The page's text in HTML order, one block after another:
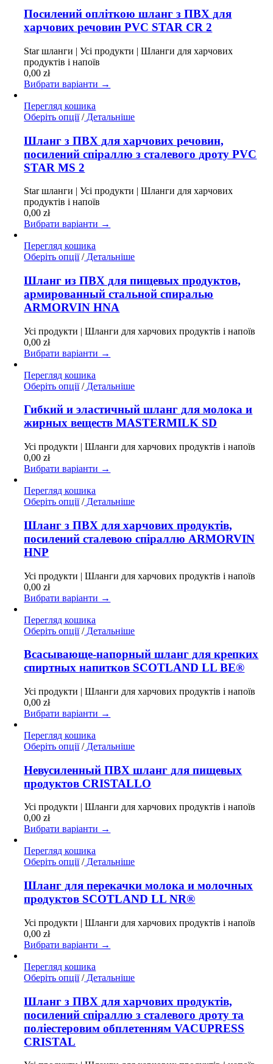
має
кілька
варіантів.
можна
вибрати
сторінці
Посилений опліткою шланг з ПВХ для
харчових речовин PVC STAR CR 2
Star шланги | Усі продукти | Шланги для харчових
продуктів і напоїв
0,00zł
Вибрати варіанти →
Перегляд кошика
Оберіть опції Цей
має
кілька
варіантів.
Параметри
вибрати
на
товару
/Детальніше
Шланг з ПВХ для харчових речовин,
посилений спіраллю з сталевого дроту PVC
STAR MS 2
Star шланги | Усі продукти | Шланги для харчових
продуктів і напоїв
0,00zł
Вибрати варіанти →
Перегляд кошика
Оберіть опції Цей
має
кілька
варіантів.
Параметри
вибрати
сторінці
/Детальніше
Шланг из ПВХ для пищевых продуктов,
армированный стальной спиралью
ARMORVIN HNA
Усі продукти | Шланги для харчових продуктів і напоїв
0,00zł
Вибрати варіанти →
Перегляд кошика
Оберіть опції Цей
має
варіантів.
можна
на
товару
/Детальніше
Гибкий и эластичный шланг для молока и
жирных веществ MASTERMILK SD
Усі продукти | Шланги для харчових продуктів і напоїв
0,00zł
Вибрати варіанти →
Перегляд кошика
Оберіть опції Цей
має
кілька
варіантів.
вибрати
сторінці
/Детальніше
Шланг з ПВХ для харчових продуктів,
посилений сталевою спіраллю ARMORVIN
HNP
Усі продукти | Шланги для харчових продуктів і напоїв
0,00zł
Вибрати варіанти →
Перегляд кошика
Оберіть опції Цей
має
кілька
варіантів.
можна
на
товару
/Детальніше
Всасывающе-напорный шланг для крепких
спиртных напитков SCOTLAND LL BE®
Усі продукти | Шланги для харчових продуктів і напоїв
0,00zł
Вибрати варіанти →
Перегляд кошика
Оберіть опції Цей
має
кілька
варіантів.
можна
на
товару
/Детальніше
Невусиленный ПВХ шланг для пищевых
продуктов CRISTALLO
Усі продукти | Шланги для харчових продуктів і напоїв
0,00zł
Вибрати варіанти →
Перегляд кошика
Оберіть опції Цей
має
кілька
варіантів.
можна
на
товару
/Детальніше
Шланг для перекачки молока и молочных
продуктов SCOTLAND LL NR®
Усі продукти | Шланги для харчових продуктів і напоїв
0,00zł
Вибрати варіанти →
Перегляд кошика
Оберіть опції Цей
має
кілька
варіантів.
Параметри
/Детальніше
Шланг з ПВХ для харчових продуктів,
посилений спіраллю з сталевого дроту та
поліестеровим обплетенням VACUPRESS
CRISTAL